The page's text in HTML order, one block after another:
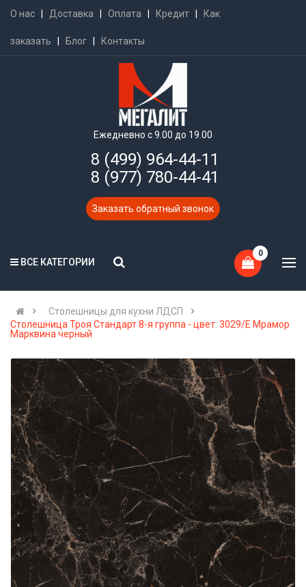
О нас Доставка Оплата Кредит Как
заказать Блог Контакты
Ежедневно с 9.00 до 19.00
8 (499) 964-44-11
8 (977) 780-44-41
Заказать обратный звонок
ВСЕ КАТЕГОРИИ
0
Cтолешницы для кухни ЛДСП
Столешница Троя Стандарт 8-я группа - цвет: 3029/E Мрамор
Марквина черный